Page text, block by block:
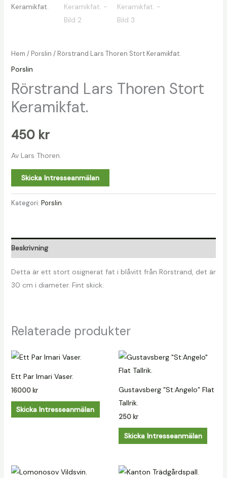
Hem / Porslin / Rörstrand Lars Thoren Stort Keramikfat.
Porslin
Rörstrand Lars Thoren Stort
Keramikfat.
450 kr
Av Lars Thoren.
Skicka Intresseanmälan
Kategori: Porslin
Beskrivning
Detta är ett stort osignerat fat i blåvitt från Rörstrand, det är
30 cm i diameter. Fint skick.
Relaterade produkter
Ett Par Imari Vaser.
16000 kr
Skicka Intresseanmälan
Gustavsberg ”St:Angelo” Flat
Tallrik.
250 kr
Skicka Intresseanmälan